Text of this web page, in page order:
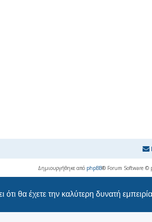
θα έχετε την καλύτερη δυνατή
Δημιουργήθηκε από phpBB® Forum Software ©
Απόρρητο|Όροι